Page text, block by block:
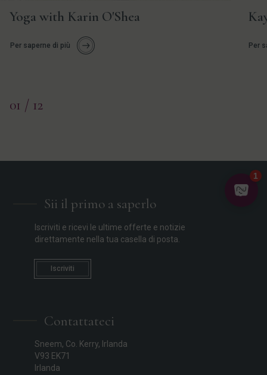
Yoga with Karin O'Shea
Per saperne di più Per
01 / 12
Sii il primo a saperlo
Iscriviti e ricevi le ultime offerte e notizie
direttamente nella tua casella di posta.
Iscriviti
Contattateci
Sneem, Co. Kerry, Irlanda
V93 EK71
Irlanda